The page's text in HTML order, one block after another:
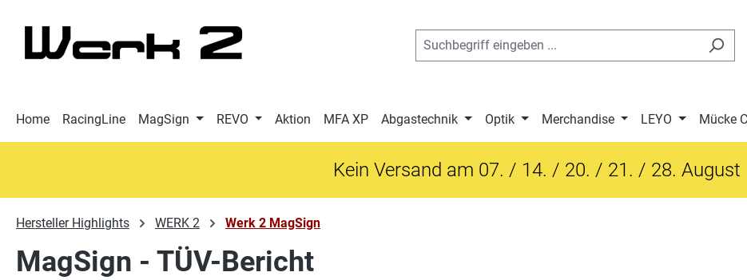
Home RacingLine MagSign REVO Aktion MFA XP Abgastechnik Optik Merchandise LEYO Mücke
Kein Versand am 07. / 14. / 20. / 21. / 28. August
Hersteller Highlights WERK 2 Werk 2 MagSign
MagSign - TÜV-Bericht